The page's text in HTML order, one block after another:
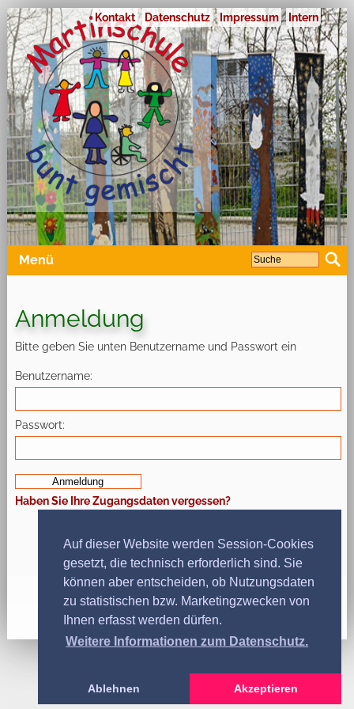
Auf dieser Website werden Session-Cookies
gesetzt, die technisch erforderlich sind. Sie
können aber entscheiden, ob Nutzungsdaten
zu statistischen bzw. Marketingzwecken von
Ihnen erfasst werden dürfen.
Weitere Informationen zum Datenschutz.
Ablehnen Akzeptieren
Kontakt Datenschutz Impressum Intern
Menü
Anmeldung
Bitte geben Sie unten Benutzername und Passwort ein
Benutzername
Passwort
Haben Sie Ihre Zugangsdaten vergessen?